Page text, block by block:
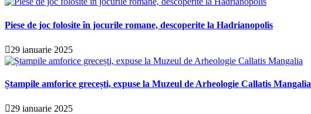
Piese de joc folosite în jocurile romane, descoperite la Hadrianopolis
29 ianuarie 2025
Ștampile amforice grecești, expuse la Muzeul de Arheologie Callatis Mangalia
29 ianuarie 2025